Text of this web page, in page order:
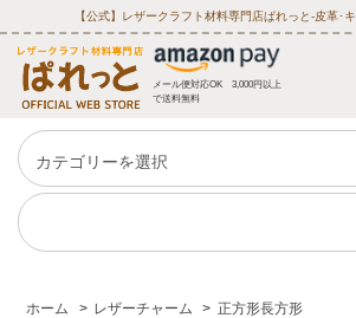
【公式】レザークラフト材料専門店ぱれっと‐皮革･
メール便対応OK 3,000円以上
で送料無料
ホーム > レザーチャーム > 正方形長方形